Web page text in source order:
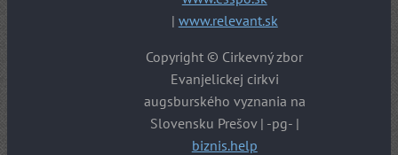
| www.relevant.sk
Copyright © Cirkevný zbor
Evanjelickej cirkvi
augsburského vyznania na
Slovensku Prešov | -pg- |
biznis.help